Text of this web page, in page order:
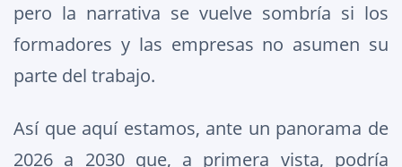
pero la narrativa se vuelve sombría si los
formadores y las empresas no asumen su
parte del trabajo.
Así que aquí estamos, ante un panorama de
2026 a 2030 que, a primera vista, podría